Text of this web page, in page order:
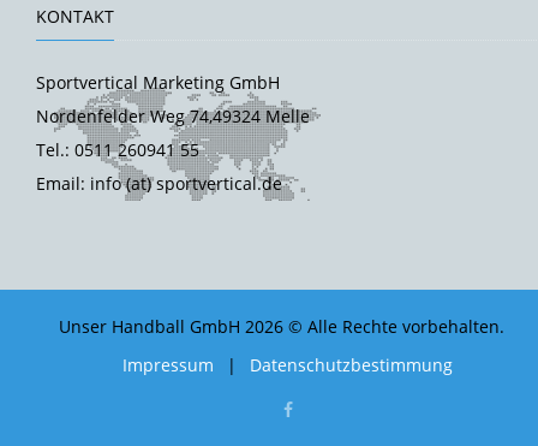
KONTAKT
Sportvertical Marketing GmbH
Nordenfelder Weg 74,49324 Melle
Tel.: 0511 260941 55
Email: info (at) sportvertical.de
Unser Handball GmbH 2026 © Alle Rechte vorbehalten.
Impressum
| Datenschutzbestimmung